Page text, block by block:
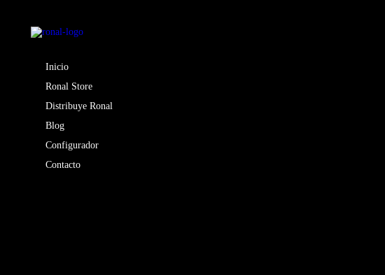
Inicio
Ronal Store
Distribuye Ronal
Blog
Configurador
Contacto